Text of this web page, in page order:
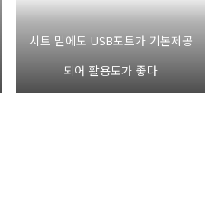
시트 밑에도 USB포트가 기본제공
되어 활용도가 좋다